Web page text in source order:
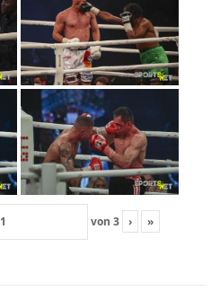
von 3 › »